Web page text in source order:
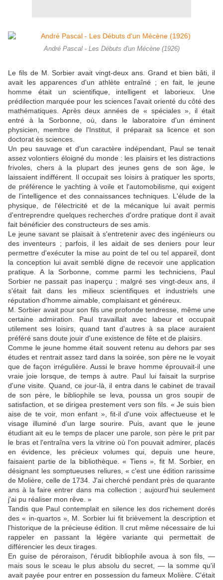
André Pascal - Les Débuts d'un Mécène (1926)
Le fils de M. Sorbier avait vingt-deux ans. Grand et bien bâti, il
avait les apparences d'un athlète entraîné ; en fait, le jeune
homme était un scientifique, intelligent et laborieux. Une
prédilection marquée pour les sciences l'avait orienté du côté des
mathématiques. Après deux années de « spéciales », il était
entré à la Sorbonne, où, dans le laboratoire d'un éminent
physicien, membre de l'Institut, il préparait sa licence et son
doctorat ès sciences.
Un peu sauvage et d'un caractère indépendant, Paul se tenait
assez volontiers éloigné du monde : les plaisirs et les distractions
frivoles, chers à la plupart des jeunes gens de son âge, le
laissaient indifférent. Il occupait ses loisirs à pratiquer les sports,
de préférence le yachting à voile et l'automobilisme, qui exigent
de l'intelligence et des connaissances techniques. L'élude de la
physique, de l'électricité et de la mécanique lui avait permis
d'entreprendre quelques recherches d'ordre pratique dont il avait
fait bénéficier des constructeurs de ses amis.
Le jeune savant se plaisait à s'entretenir avec des ingénieurs ou
des inventeurs ; parfois, il les aidait de ses deniers pour leur
permettre d'exécuter la mise au point de tel ou tel appareil, dont
la conception lui avait semblé digne de recevoir une application
pratique. A la Sorbonne, comme parmi les techniciens, Paul
Sorbier ne passait pas inaperçu ; malgré ses vingt-deux ans, il
s'était fait dans les milieux scientifiques et industriels une
réputation d'homme aimable, complaisant et généreux.
M. Sorbier avait pour son fils une profonde tendresse, même une
certaine admiration. Paul travaillait avec labeur et occupait
utilement ses loisirs, quand tant d'autres à sa place auraient
préféré sans doute jouir d'une existence de fête et de plaisirs.
Comme le jeune homme était souvent retenu au dehors par ses
études et rentrait assez tard dans la soirée, son père ne le voyait
que de façon irrégulière. Aussi le brave homme éprouvait-il une
vraie joie lorsque, de temps à autre. Paul lui faisait la surprise
d'une visite. Quand, ce jour-là, il entra dans le cabinet de travail
de son père, le bibliophile se leva, poussa un gros soupir de
satisfaction, et se dirigea prestement vers son fils. « Je suis bien
aise de te voir, mon enfant », fit-il d'une voix affectueuse et le
visage illuminé d'un large sourire. Puis, avant que le jeune
étudiant ait eu le temps de placer une parole, son père le prit par
le bras et l'entraîna vers la vitrine où l'on pouvait admirer, placés
en évidence, les précieux volumes qui, depuis une heure,
faisaient partie de la bibliothèque. « Tiens », fit M. Sorbier, en
désignant les somptueuses reliures, « c'est une édition rarissime
de Molière, celle de 1734. J'ai cherché pendant près de quarante
ans à la faire entrer dans ma collection ; aujourd'hui seulement
j'ai pu réaliser mon rêve. »
Tandis que Paul contemplait en silence les dos richement dorés
des « in-quartos », M. Sorbier lui fit brièvement la description et
l'historique de la précieuse édition. Il crut même nécessaire de lui
rappeler en passant la légère variante qui permettait de
différencier les deux tirages.
En guise de péroraison, l'érudit bibliophile avoua à son fils, —
mais sous le sceau le plus absolu du secret, — la somme qu'il
avait payée pour entrer en possession du fameux Molière. C'était